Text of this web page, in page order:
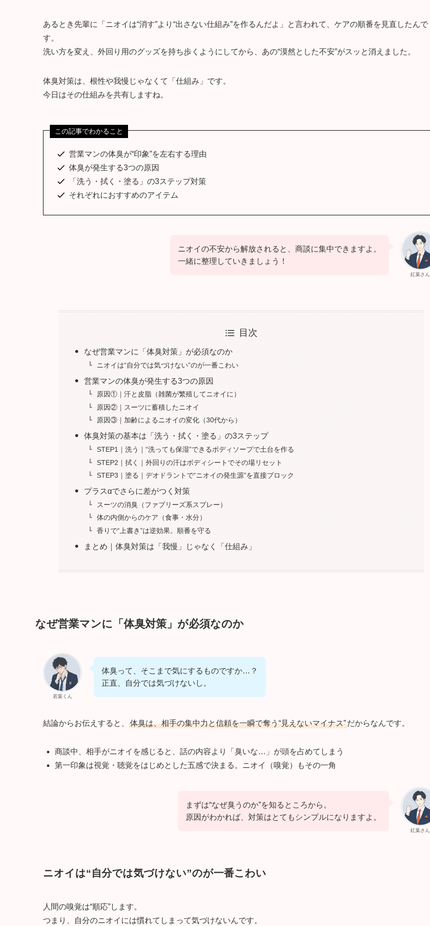
あるとき先輩に「ニオイは“消す”より“出さない仕組み”を作るんだよ」と言われて、ケアの順番を見直したんで
す。
洗い方を変え、外回り用のグッズを持ち歩くようにしてから、あの“漠然とした不安”がスッと消えました。
体臭対策は、根性や我慢じゃなくて「仕組み」です。
今日はその仕組みを共有しますね。
この記事でわかること
営業マンの体臭が“印象”を左右する理由
体臭が発生する3つの原因
「洗う・拭く・塗る」の3ステップ対策
それぞれにおすすめのアイテム
紅葉さん
ニオイの不安から解放されると、商談に集中できますよ。
一緒に整理していきましょう！
目次
なぜ営業マンに「体臭対策」が必須なのか
ニオイは“自分では気づけない”のが一番こわい
営業マンの体臭が発生する3つの原因
原因①｜汗と皮脂（雑菌が繁殖してニオイに）
原因②｜スーツに蓄積したニオイ
原因③｜加齢によるニオイの変化（30代から）
体臭対策の基本は「洗う・拭く・塗る」の3ステップ
STEP1｜洗う｜“洗っても保湿”できるボディソープで土台を作る
STEP2｜拭く｜外回りの汗はボディシートでその場リセット
STEP3｜塗る｜デオドラントで“ニオイの発生源”を直接ブロック
プラスαでさらに差がつく対策
スーツの消臭（ファブリーズ系スプレー）
体の内側からのケア（食事・水分）
香りで“上書き”は逆効果。順番を守る
まとめ｜体臭対策は「我慢」じゃなく「仕組み」
なぜ営業マンに「体臭対策」が必須なのか
若葉くん
体臭って、そこまで気にするものですか…？
正直、自分では気づけないし。
結論からお伝えすると、 体臭は、相手の集中力と信頼を一瞬で奪う“見えないマイナス”だからなんです。
商談中、相手がニオイを感じると、話の内容より「臭いな…」が頭を占めてしまう
第一印象は視覚・聴覚をはじめとした五感で決まる。ニオイ（嗅覚）もその一角
紅葉さん
まずは“なぜ臭うのか”を知るところから。
原因がわかれば、対策はとてもシンプルになりますよ。
ニオイは“自分では気づけない”のが一番こわい
人間の嗅覚は“順応”します。
つまり、自分のニオイには慣れてしまって気づけないんです。